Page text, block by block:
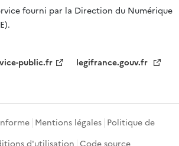
fourni par la Direction du Numérique
public.fr
legifrance.gouv.fr
Mentions légales Politique de